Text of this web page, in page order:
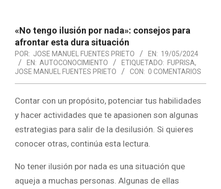
«No tengo ilusión por nada»: consejos para
afrontar esta dura situación
POR: JOSE MANUEL FUENTES PRIETO EN: 19/05/2024
EN: AUTOCONOCIMIENTO ETIQUETADO: FUPRISA,
JOSE MANUEL FUENTES PRIETO
CON: 0 COMENTARIOS
Contar con un propósito, potenciar tus habilidades
y hacer actividades que te apasionen son algunas
estrategias para salir de la desilusión. Si quieres
conocer otras, continúa esta lectura.
No tener ilusión por nada es una situación que
aqueja a muchas personas. Algunas de ellas